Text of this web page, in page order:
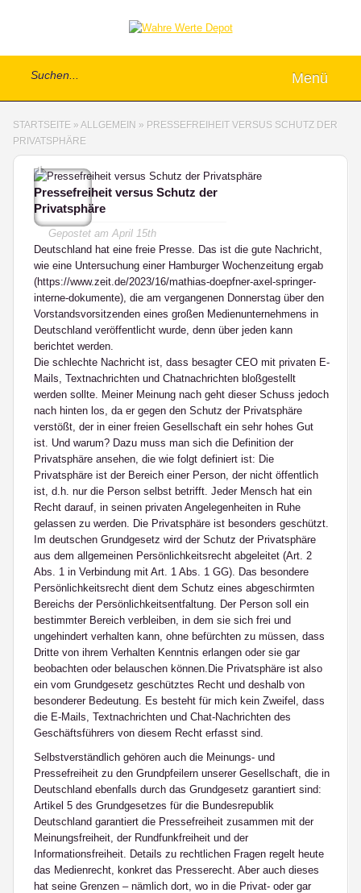
Menü
STARTSEITE » ALLGEMEIN » PRESSEFREIHEIT VERSUS SCHUTZ DER
PRIVATSPHÄRE
1
Pressefreiheit versus Schutz der
Privatsphäre
Gepostet amApril 15th
Deutschland hat eine freie Presse. Das ist die gute Nachricht,
wie eine Untersuchung einer Hamburger Wochenzeitung ergab
(https://www.zeit.de/2023/16/mathias-doepfner-axel-springer-
interne-dokumente), die am vergangenen Donnerstag über den
Vorstandsvorsitzenden eines großen Medienunternehmens in
Deutschland veröffentlicht wurde, denn über jeden kann
berichtet werden.
Die schlechte Nachricht ist, dass besagter CEO mit privaten E-
Mails, Textnachrichten und Chatnachrichten bloßgestellt
werden sollte. Meiner Meinung nach geht dieser Schuss jedoch
nach hinten los, da er gegen den Schutz der Privatsphäre
verstößt, der in einer freien Gesellschaft ein sehr hohes Gut
ist. Und warum? Dazu muss man sich die Definition der
Privatsphäre ansehen, die wie folgt definiert ist: Die
Privatsphäre ist der Bereich einer Person, der nicht öffentlich
ist, d.h. nur die Person selbst betrifft. Jeder Mensch hat ein
Recht darauf, in seinen privaten Angelegenheiten in Ruhe
gelassen zu werden. Die Privatsphäre ist besonders geschützt.
Im deutschen Grundgesetz wird der Schutz der Privatsphäre
aus dem allgemeinen Persönlichkeitsrecht abgeleitet (Art. 2
Abs. 1 in Verbindung mit Art. 1 Abs. 1 GG). Das besondere
Persönlichkeitsrecht dient dem Schutz eines abgeschirmten
Bereichs der Persönlichkeitsentfaltung. Der Person soll ein
bestimmter Bereich verbleiben, in dem sie sich frei und
ungehindert verhalten kann, ohne befürchten zu müssen, dass
Dritte von ihrem Verhalten Kenntnis erlangen oder sie gar
beobachten oder belauschen können. Die Privatsphäre ist also
ein vom Grundgesetz geschütztes Recht und deshalb von
besonderer Bedeutung. Es besteht für mich kein Zweifel, dass
die E-Mails, Textnachrichten und Chat-Nachrichten des
Geschäftsführers von diesem Recht erfasst sind.
Selbstverständlich gehören auch die Meinungs- und
Pressefreiheit zu den Grundpfeilern unserer Gesellschaft, die in
Deutschland ebenfalls durch das Grundgesetz garantiert sind:
Artikel 5 des Grundgesetzes für die Bundesrepublik
Deutschland garantiert die Pressefreiheit zusammen mit der
Meinungsfreiheit, der Rundfunkfreiheit und der
Informationsfreiheit. Details zu rechtlichen Fragen regelt heute
das Medienrecht, konkret das Presserecht. Aber auch dieses
hat seine Grenzen – nämlich dort, wo in die Privat- oder gar